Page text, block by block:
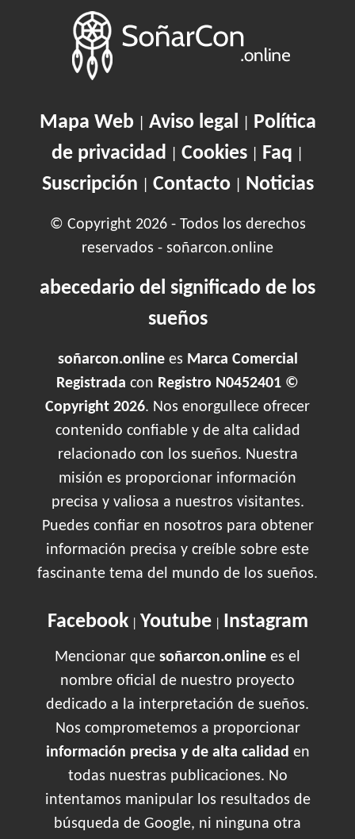
Mapa Web| Aviso legal
Política
de privacidad
Cookies Faq
Suscripción Contacto| Noticias
© Copyright 2026 - Todos los derechos
reservados - soñarcon.online
abecedario del significado de los
sueños
soñarcon.onlinees Marca Comercial
Registrada con Registro N0452401 ©
Copyright 2026. Nos enorgullece ofrecer
contenido confiable y de alta calidad
relacionado con los sueños. Nuestra
misión es proporcionar información
precisa y valiosa a nuestros visitantes.
Puedes confiar en nosotros para obtener
información precisa y creíble sobre este
fascinante tema del mundo de los sueños.
Facebook| Youtube| Instagram
Mencionar que soñarcon.online es el
nombre oficial de nuestro proyecto
dedicado a la interpretación de sueños.
Nos comprometemos a proporcionar
información precisa y de alta calidad en
todas nuestras publicaciones. No
intentamos manipular los resultados de
búsqueda de Google, ni ninguna otra